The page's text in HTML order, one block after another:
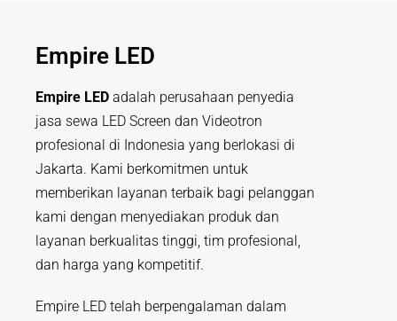
Empire LED
Empire LED adalah perusahaan penyedia
jasa sewa LED Screen dan Videotron
profesional di Indonesia yang berlokasi di
Jakarta. Kami berkomitmen untuk
memberikan layanan terbaik bagi pelanggan
kami dengan menyediakan produk dan
layanan berkualitas tinggi, tim profesional,
dan harga yang kompetitif.
Empire LED telah berpengalaman dalam